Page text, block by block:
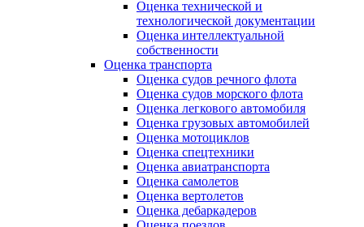
Оценка технической и
технологической документации
Оценка интеллектуальной
собственности
Оценка транспорта
Оценка судов речного флота
Оценка судов морского флота
Оценка легкового автомобиля
Оценка грузовых автомобилей
Оценка мотоциклов
Оценка спецтехники
Оценка авиатранспорта
Оценка самолетов
Оценка вертолетов
Оценка дебаркадеров